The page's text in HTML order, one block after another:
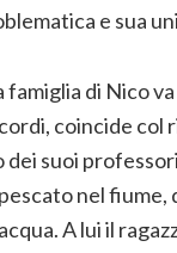
e sua
famiglia di Nico
coincide col
dei suoi
nel fiume,
A lui il